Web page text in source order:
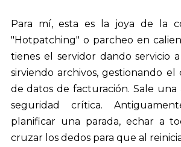
Para mí, esta es la joya de la
"Hotpatching" o parcheo en
tienes el servidor dando servicio
sirviendo archivos, gestionando el
de datos de facturación. Sale una
seguridad crítica.
planificar una parada, echar a
cruzar los dedos para que al